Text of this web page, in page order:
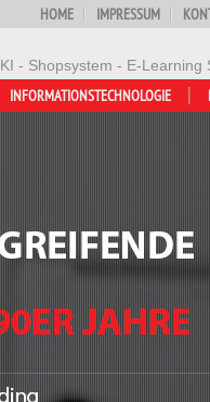
KI - Shopsystem - E-
HOME IMPRESSUM
INFORMATIONSTECHNOLOGIE